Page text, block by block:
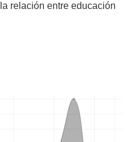
relación entre educación